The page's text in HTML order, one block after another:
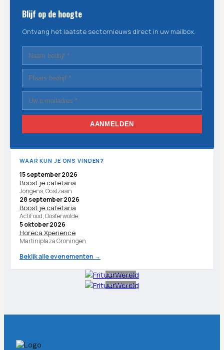
Blijf op de hoogte
Ontvang het laatste sectornieuws direct in uw mailbox.
AANMELDEN
WAAR KUN JE ONS VINDEN?
15 september 2026
Boost je cafetaria
Jongens, Oostzaan
28 september 2026
Boost je cafetaria
ActiFood, Oosterwolde
5 oktober 2026
Horeca Xperience
Martiniplaza Groningen
Bekijk alle evenementen →
Advertentie
Advertentie